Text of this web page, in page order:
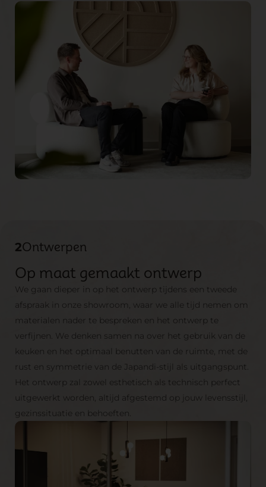
2Ontwerpen
Op maat gemaakt ontwerp
We gaan dieper in op het ontwerp tijdens een tweede
afspraak in onze showroom, waar we alle tijd nemen om
materialen nader te bespreken en het ontwerp te
verfijnen. We denken samen na over het gebruik van de
keuken en het optimaal benutten van de ruimte, met de
rust en symmetrie van de Japandi-stijl als uitgangspunt.
Het ontwerp zal zowel esthetisch als technisch perfect
uitgewerkt worden, altijd afgestemd op jouw levensstijl,
gezinssituatie en behoeften.